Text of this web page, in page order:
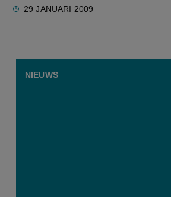
29 JANUARI 2009
NIEUWS